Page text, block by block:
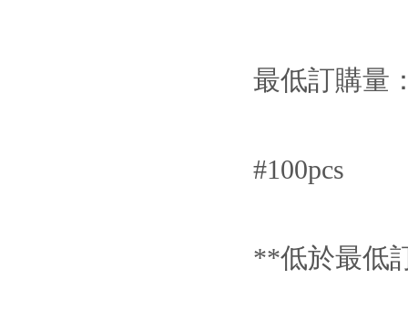
最低訂購量
#100pcs
**低於最低